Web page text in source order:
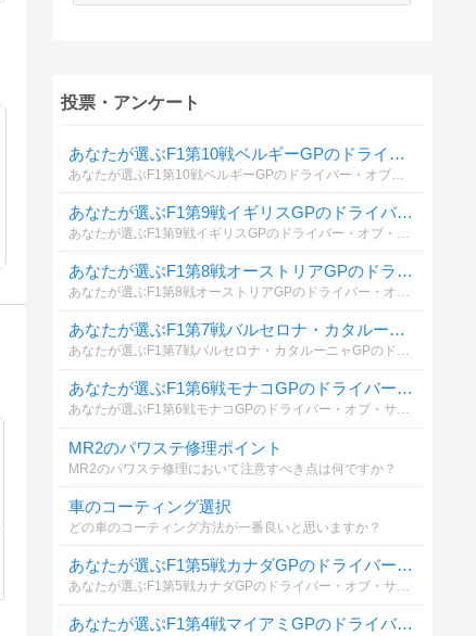
投票・アンケート
あなたが選ぶF1第10戦ベルギーGPのドライバー・オブ・サ・デイは？
あなたが選ぶF1第9戦イギリスGPのドライバー・オブ・サ・デイは？
あなたが選ぶF1第9戦イギリスGPのドライバー・オブ・サ・デイは？（スプリント、予選含む）考えをお聞かせください。
あなたが選ぶF1第8戦オーストリアGPのドライバー・オブ・サ・デイは？
あなたが選ぶF1第8戦オーストリアGPのドライバー・オブ・サ・デイは？（予選含む）考えをお聞かせください。
あなたが選ぶF1第7戦バルセロナ・カタルーニャGPのドライバー・オブ・サ・デイは？
あなたが選ぶF1第7戦バルセロナ・カタルーニャGPのドライバー・オブ・サ・デイは？（予選含む）考えをお聞かせください。
あなたが選ぶF1第6戦モナコGPのドライバー・オブ・サ・デイは？
あなたが選ぶF1第6戦モナコGPのドライバー・オブ・サ・デイは？（予選含む）考えをお聞かせください。
MR2のパワステ修理ポイント
MR2のパワステ修理において注意すべき点は何ですか？
車のコーティング選択
どの車のコーティング方法が一番良いと思いますか？
あなたが選ぶF1第5戦カナダGPのドライバー・オブ・サ・デイは？
あなたが選ぶF1第5戦カナダGPのドライバー・オブ・サ・デイは？（スプリント、予選含む）考えをお聞かせください。
あなたが選ぶF1第4戦マイアミGPのドライバー・オブ・サ・デイは？